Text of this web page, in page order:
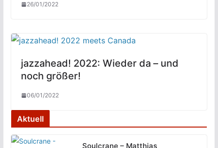
26/01/2022
jazzahead! 2022: Wieder da – und
noch größer!
06/01/2022
Aktuell
Soulcrane – Matthias